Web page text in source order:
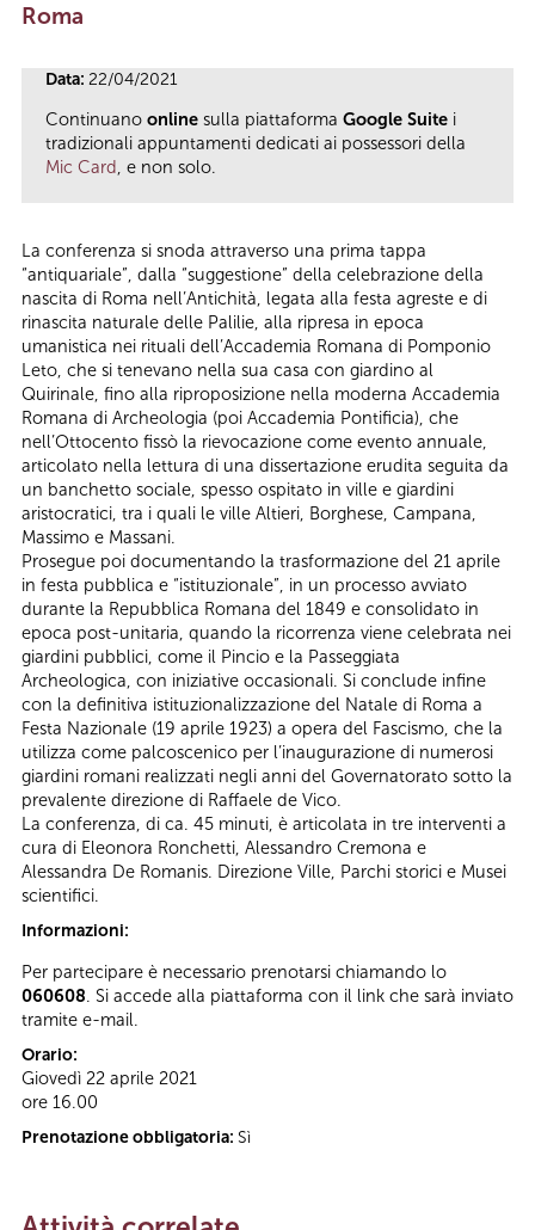
Roma
Data: 22/04/2021
Continuano online sulla piattaforma Google Suite i
tradizionali appuntamenti dedicati ai possessori della
Mic Card, e non solo.
La conferenza si snoda attraverso una prima tappa
“antiquariale”, dalla “suggestione” della celebrazione della
nascita di Roma nell’Antichità, legata alla festa agreste e di
rinascita naturale delle Palilie, alla ripresa in epoca
umanistica nei rituali dell’Accademia Romana di Pomponio
Leto, che si tenevano nella sua casa con giardino al
Quirinale, fino alla riproposizione nella moderna Accademia
Romana di Archeologia (poi Accademia Pontificia), che
nell’Ottocento fissò la rievocazione come evento annuale,
articolato nella lettura di una dissertazione erudita seguita da
un banchetto sociale, spesso ospitato in ville e giardini
aristocratici, tra i quali le ville Altieri, Borghese, Campana,
Massimo e Massani.
Prosegue poi documentando la trasformazione del 21 aprile
in festa pubblica e “istituzionale”, in un processo avviato
durante la Repubblica Romana del 1849 e consolidato in
epoca post-unitaria, quando la ricorrenza viene celebrata nei
giardini pubblici, come il Pincio e la Passeggiata
Archeologica, con iniziative occasionali. Si conclude infine
con la definitiva istituzionalizzazione del Natale di Roma a
Festa Nazionale (19 aprile 1923) a opera del Fascismo, che la
utilizza come palcoscenico per l’inaugurazione di numerosi
giardini romani realizzati negli anni del Governatorato sotto la
prevalente direzione di Raffaele de Vico.
La conferenza, di ca. 45 minuti, è articolata in tre interventi a
cura di Eleonora Ronchetti, Alessandro Cremona e
Alessandra De Romanis. Direzione Ville, Parchi storici e Musei
scientifici.
Informazioni:
Per partecipare è necessario prenotarsi chiamando lo
060608. Si accede alla piattaforma con il link che sarà inviato
tramite e-mail.
Orario:
Giovedì 22 aprile 2021
ore 16.00
Prenotazione obbligatoria: Sì